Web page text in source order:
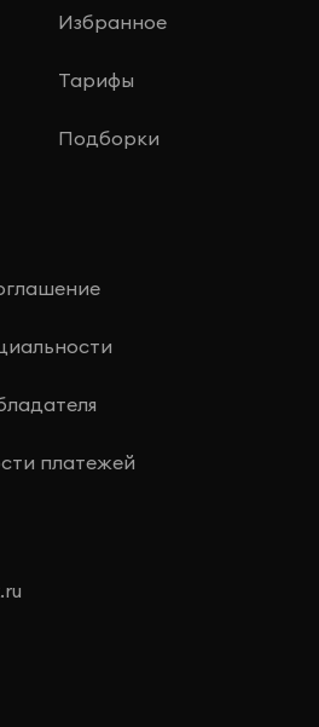
Избранное
Тарифы
Подборки
платежей